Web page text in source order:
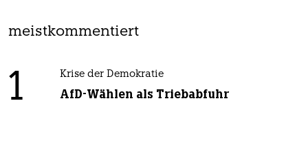
meistkommentiert
1 Krise der Demokratie
AfD-Wählen als Triebabfuhr